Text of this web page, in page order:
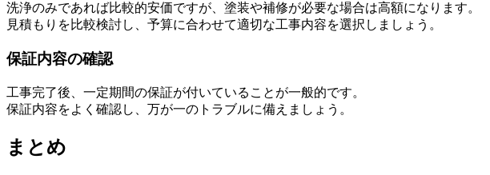
洗浄のみであれば比較的安価ですが、塗装や補修が必要な場合は高額になります。
見積もりを比較検討し、予算に合わせて適切な工事内容を選択しましょう。
保証内容の確認
工事完了後、一定期間の保証が付いていることが一般的です。
保証内容をよく確認し、万が一のトラブルに備えましょう。
まとめ